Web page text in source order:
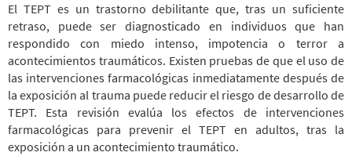
El TEPT es un trastorno debilitante que, tras un suficiente
retraso, puede ser diagnosticado en individuos que han
respondido con miedo intenso, impotencia o terror a
acontecimientos traumáticos. Existen pruebas de que el uso de
las intervenciones farmacológicas inmediatamente después de
la exposición al trauma puede reducir el riesgo de desarrollo de
TEPT. Esta revisión evalúa los efectos de intervenciones
farmacológicas para prevenir el TEPT en adultos, tras la
exposición a un acontecimiento traumático.